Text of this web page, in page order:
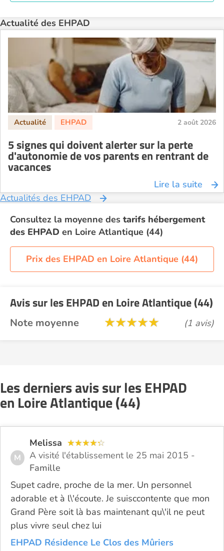
Actualité des EHPAD
2 août 2026
5 signes qui doivent alerter sur la perte
d'autonomie de vos parents en rentrant de
vacances
Lire la suite
Actualités des EHPAD
Consultez la moyenne des tarifs hébergement
des EHPAD en Loire Atlantique (44)
Prix des EHPAD en Loire Atlantique (44)
Avis sur les EHPAD en Loire Atlantique (44)
Note moyenne (1 avis)
Les derniers avis sur les EHPAD
en Loire Atlantique (44)
M
Melissa
A visité l'établissement le 25 mai 2015 -
Famille
Supet cadre, proche de la mer. Un personnel
adorable et à l\'écoute. Je suisccontente que mon
Grand Père soit là bas maintenant qu\'il ne peut
plus vivre seul chez lui
EHPAD Résidence Le Clos des Mûriers